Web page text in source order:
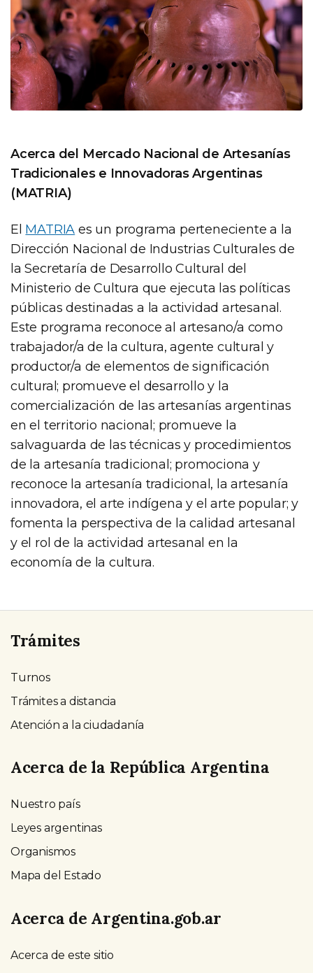
Acerca del Mercado Nacional de Artesanías
Tradicionales e Innovadoras Argentinas
(MATRIA)
El MATRIA es un programa perteneciente a la
Dirección Nacional de Industrias Culturales de
la Secretaría de Desarrollo Cultural del
Ministerio de Cultura que ejecuta las políticas
públicas destinadas a la actividad artesanal.
Este programa reconoce al artesano/a como
trabajador/a de la cultura, agente cultural y
productor/a de elementos de significación
cultural; promueve el desarrollo y la
comercialización de las artesanías argentinas
en el territorio nacional; promueve la
salvaguarda de las técnicas y procedimientos
de la artesanía tradicional; promociona y
reconoce la artesanía tradicional, la artesanía
innovadora, el arte indígena y el arte popular; y
fomenta la perspectiva de la calidad artesanal
y el rol de la actividad artesanal en la
economía de la cultura.
Trámites
Turnos
Trámites a distancia
Atención a la ciudadanía
Acerca de la República Argentina
Nuestro país
Leyes argentinas
Organismos
Mapa del Estado
Acerca de Argentina.gob.ar
Acerca de este sitio